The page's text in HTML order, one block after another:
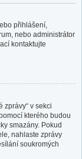
přihlášení,
nebo administrátor
kontaktujte
zprávy“ v sekci
kterého budou
smazány. Pokud
nahlaste zprávy
soukromých